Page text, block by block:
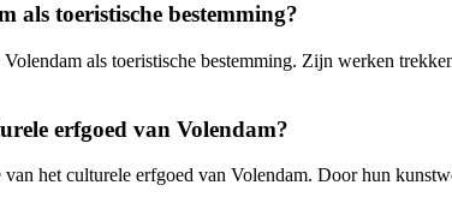
als toeristische bestemming?
als toeristische bestemming. Zijn werken
erfgoed van Volendam?
het culturele erfgoed van Volendam. Door hun